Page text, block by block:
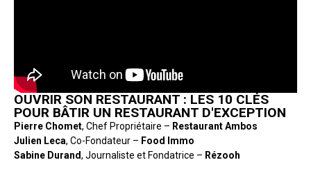
OUVRIR SON RESTAURANT : LES 10 CLÉS
POUR BÂTIR UN RESTAURANT D'EXCEPTION
Pierre Chomet, Chef Propriétaire – Restaurant Ambos
Julien Leca, Co-Fondateur – Food Immo
Sabine Durand, Journaliste et Fondatrice – Rézooh